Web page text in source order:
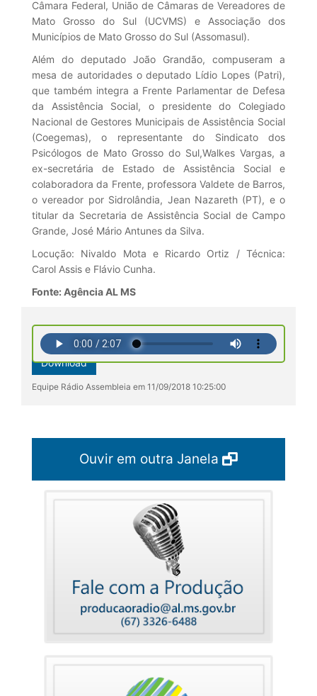
Câmara Federal, União de Câmaras de Vereadores de
Mato Grosso do Sul (UCVMS) e Associação dos
Municípios de Mato Grosso do Sul (Assomasul).
Além do deputado João Grandão, compuseram a
mesa de autoridades o deputado Lídio Lopes (Patri),
que também integra a Frente Parlamentar de Defesa
da Assistência Social, o presidente do Colegiado
Nacional de Gestores Municipais de Assistência Social
(Coegemas), o representante do Sindicato dos
Psicólogos de Mato Grosso do Sul,Walkes Vargas, a
ex-secretária de Estado de Assistência Social e
colaboradora da Frente, professora Valdete de Barros,
o vereador por Sidrolândia, Jean Nazareth (PT), e o
titular da Secretaria de Assistência Social de Campo
Grande, José Mário Antunes da Silva.
Locução: Nivaldo Mota e Ricardo Ortiz / Técnica:
Carol Assis e Flávio Cunha.
Fonte: Agência AL MS
Download
Equipe Rádio Assembleia em 11/09/2018 10:25:00
Ouvir em outra Janela